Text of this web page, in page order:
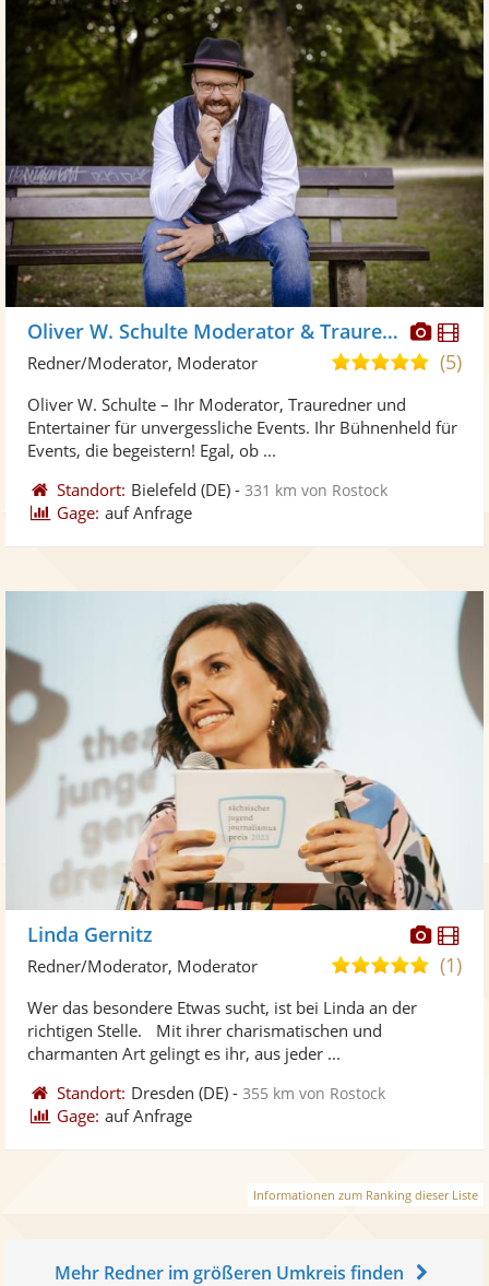
Oliver W. Schulte Moderator & Trauredner
5,0
5
(5)
Redner/Moderator, Moderator
Oliver W. Schulte – Ihr Moderator, Trauredner und
Entertainer für unvergessliche Events. Ihr Bühnenheld für
Events, die begeistern! Egal, ob ...
Standort: Bielefeld (DE) -331 km von Rostock
Gage: auf Anfrage
Linda Gernitz
5,0(1)
Redner/Moderator, Moderator
Wer das besondere Etwas sucht, ist bei Linda an der
richtigen Stelle. Mit ihrer charismatischen und
charmanten Art gelingt es ihr, aus jeder ...
Standort: Dresden (DE) -355 km von Rostock
Gage: auf Anfrage
Informationen zum Ranking dieser Liste
Mehr Redner im größeren Umkreis finden